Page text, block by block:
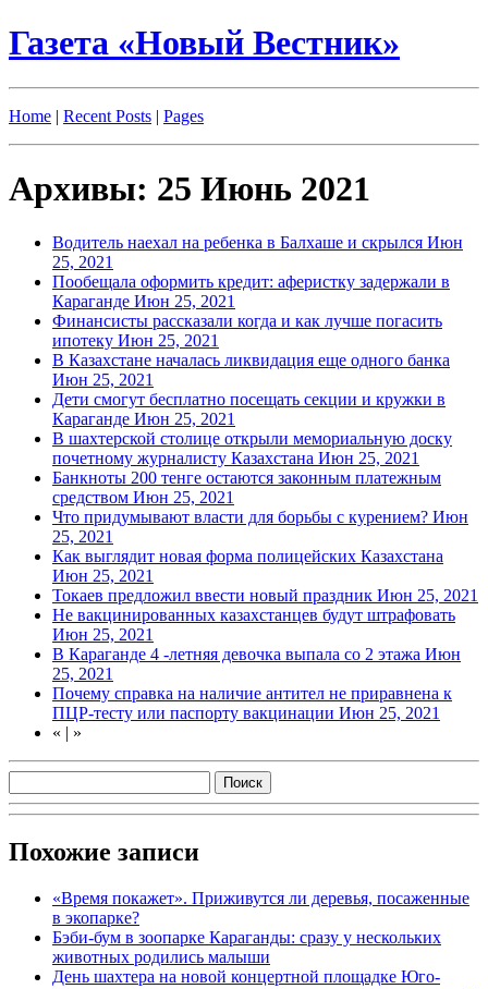
Газета «Новый Вестник»
Home | Recent Posts | Pages
Архивы: 25 Июнь 2021
Водитель наехал на ребенка в Балхаше и скрылся Июн
25, 2021
Пообещала оформить кредит: аферистку задержали в
Караганде Июн 25, 2021
Финансисты рассказали когда и как лучше погасить
ипотеку Июн 25, 2021
В Казахстане началась ликвидация еще одного банка
Июн 25, 2021
Дети смогут бесплатно посещать секции и кружки в
Караганде Июн 25, 2021
В шахтерской столице открыли мемориальную доску
почетному журналисту Казахстана Июн 25, 2021
Банкноты 200 тенге остаются законным платежным
средством Июн 25, 2021
Что придумывают власти для борьбы с курением? Июн
25, 2021
Как выглядит новая форма полицейских Казахстана
Июн 25, 2021
Токаев предложил ввести новый праздник Июн 25, 2021
Не вакцинированных казахстанцев будут штрафовать
Июн 25, 2021
В Караганде 4 -летняя девочка выпала со 2 этажа Июн
25, 2021
Почему справка на наличие антител не приравнена к
ПЦР-тесту или паспорту вакцинации Июн 25, 2021
« | »
Похожие записи
«Время покажет». Приживутся ли деревья, посаженные
в экопарке?
Бэби-бум в зоопарке Караганды: сразу у нескольких
животных родились малыши
День шахтера на новой концертной площадке Юго-